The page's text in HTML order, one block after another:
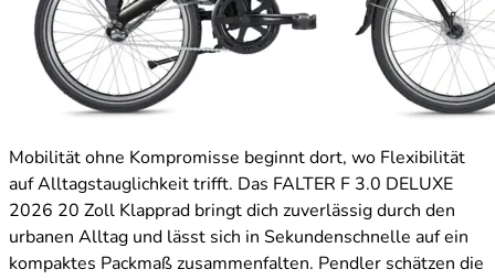
Mobilität ohne Kompromisse beginnt dort, wo Flexibilität
auf Alltagstauglichkeit trifft. Das FALTER F 3.0 DELUXE
2026 20 Zoll Klapprad bringt dich zuverlässig durch den
urbanen Alltag und lässt sich in Sekundenschnelle auf ein
kompaktes Packmaß zusammenfalten. Pendler schätzen die